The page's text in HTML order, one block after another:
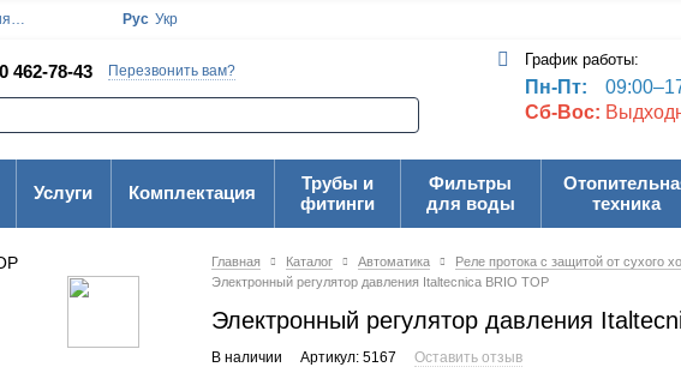
Пользовательское соглашение
Рус Укр
462-78-43 Перезвонить вам?
График работы:
Пн-Пт:
Сб-Вос:
Услуги Комплектация
Трубы и
фитинги
Фильтры
для воды
техника
Главная Каталог Автоматика
Реле протока с защитой от сухого
Электронный регулятор давления Italtecnica BRIO TOP
Электронный регулятор давления
В наличии Артикул: 5167 Оставить отзыв